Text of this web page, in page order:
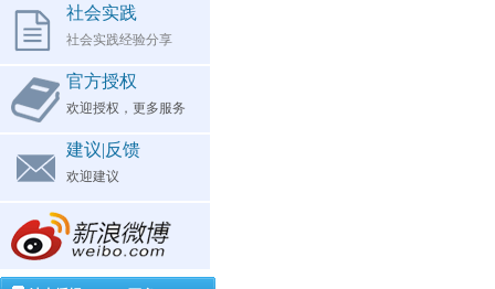
社会实践
社会实践经验分享
官方授权
欢迎授权，更多服务
建议|反馈
欢迎建议